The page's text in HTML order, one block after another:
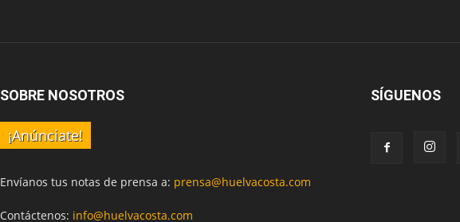
SOBRE NOSOTROS
¡Anúnciate!
Envíanos tus notas de prensa a: prensa@huelvacosta.com
Contáctenos: info@huelvacosta.com
SÍGUENOS